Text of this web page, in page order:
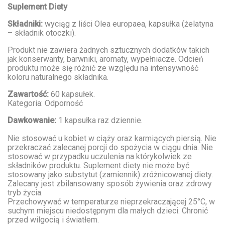
Suplement Diety
Składniki: wyciąg z liści Olea europaea, kapsułka (żelatyna
– składnik otoczki).
Produkt nie zawiera żadnych sztucznych dodatków takich
jak konserwanty, barwniki, aromaty, wypełniacze. Odcień
produktu może się różnić ze względu na intensywność
koloru naturalnego składnika.
Zawartość: 60 kapsułek.
Kategoria: Odporność
Dawkowanie: 1 kapsułka raz dziennie.
Nie stosować u kobiet w ciąży oraz karmiących piersią. Nie
przekraczać zalecanej porcji do spożycia w ciągu dnia. Nie
stosować w przypadku uczulenia na którykolwiek ze
składników produktu. Suplement diety nie może być
stosowany jako substytut (zamiennik) zróżnicowanej diety.
Zalecany jest zbilansowany sposób żywienia oraz zdrowy
tryb życia.
Przechowywać w temperaturze nieprzekraczającej 25°C, w
suchym miejscu niedostępnym dla małych dzieci. Chronić
przed wilgocią i światłem.